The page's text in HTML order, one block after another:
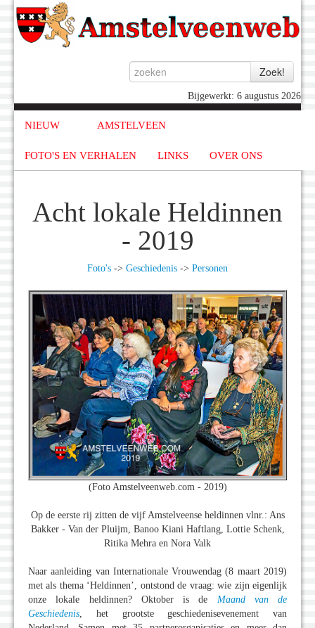
Bijgewerkt: 6 augustus 2026
NIEUW AMSTELVEEN
FOTO'S EN VERHALEN LINKS OVER ONS
Acht lokale Heldinnen
- 2019
Foto's -> Geschiedenis -> Personen
(Foto Amstelveenweb.com - 2019)
Op de eerste rij zitten de vijf Amstelveense heldinnen vlnr.: Ans
Bakker - Van der Pluijm, Banoo Kiani Haftlang, Lottie Schenk,
Ritika Mehra en Nora Valk
Naar aanleiding van Internationale Vrouwendag (8 maart 2019)
met als thema ‘Heldinnen’, ontstond de vraag: wie zijn eigenlijk
onze lokale heldinnen? Oktober is de Maand van de
Geschiedenis , het grootste geschiedenisevenement van